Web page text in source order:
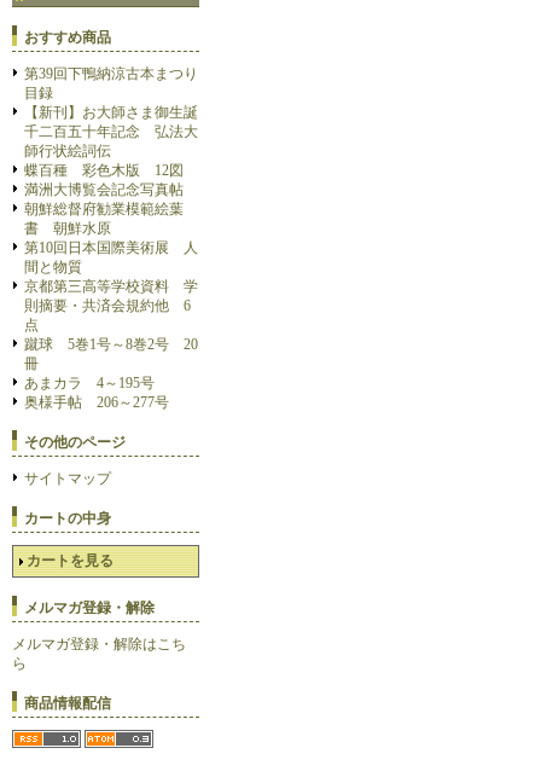
おすすめ商品
第39回下鴨納涼古本まつり
目録
【新刊】お大師さま御生誕
千二百五十年記念 弘法大
師行状絵詞伝
蝶百種 彩色木版 12図
満洲大博覧会記念写真帖
朝鮮総督府勧業模範絵葉
書 朝鮮水原
第10回日本国際美術展 人
間と物質
京都第三高等学校資料 学
則摘要・共済会規約他 6
点
蹴球 5巻1号～8巻2号 20
冊
あまカラ 4～195号
奥様手帖 206～277号
その他のページ
サイトマップ
カートの中身
カートを見る
メルマガ登録・解除
メルマガ登録・解除はこち
ら
商品情報配信